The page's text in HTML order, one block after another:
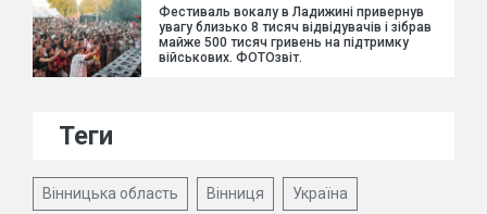
Фестиваль вокалу в Ладижині привернув
увагу близько 8 тисяч відвідувачів і зібрав
майже 500 тисяч гривень на підтримку
військових. ФОТОзвіт.
Теги
Вінницька область Вінниця Україна